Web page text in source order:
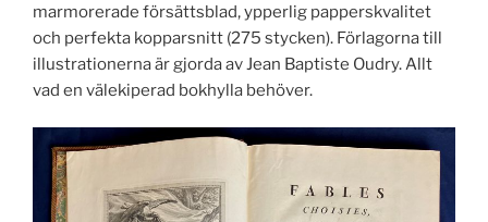
marmorerade försättsblad, ypperlig papperskvalitet
och perfekta kopparsnitt (275 stycken). Förlagorna till
illustrationerna är gjorda av Jean Baptiste Oudry. Allt
vad en välekiperad bokhylla behöver.